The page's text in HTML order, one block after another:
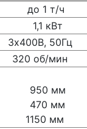
до 1 т/ч
1,1 кВт
3х400В, 50Гц
320 об/мин
950 мм
470 мм
1150 мм